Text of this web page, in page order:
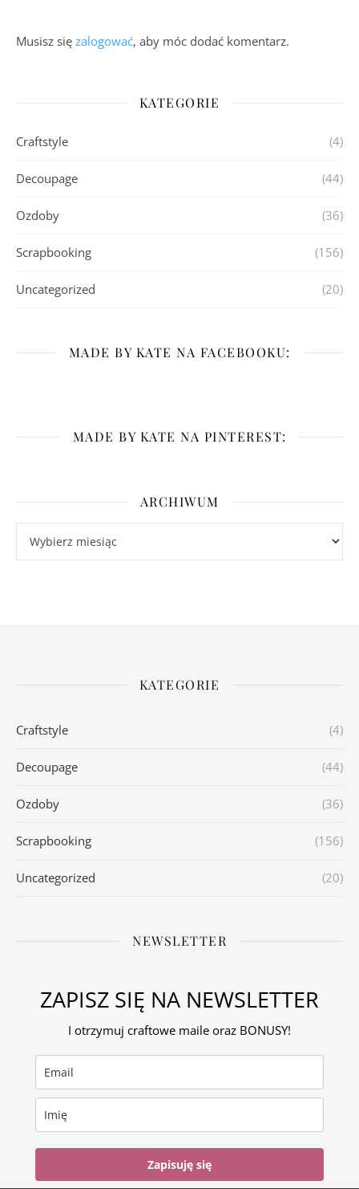
Musisz się zalogować, aby móc dodać komentarz.
KATEGORIE
Craftstyle (4)
Decoupage (44)
Ozdoby (36)
Scrapbooking (156)
Uncategorized (20)
MADE BY KATE NA FACEBOOKU:
MADE BY KATE NA PINTEREST:
ARCHIWUM
KATEGORIE
Craftstyle (4)
Decoupage (44)
Ozdoby (36)
Scrapbooking (156)
Uncategorized (20)
NEWSLETTER
ZAPISZ SIĘ NA NEWSLETTER
I otrzymuj craftowe maile oraz BONUSY!
Zapisuję się